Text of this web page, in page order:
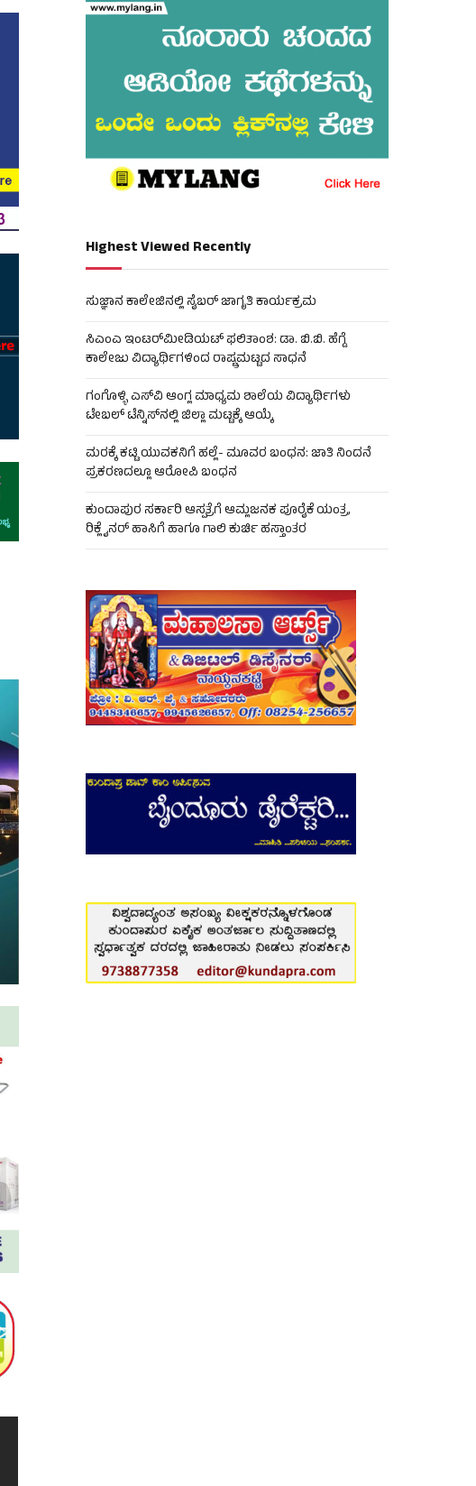
Highest Viewed Recently
ಸುಜ್ಞಾನ ಕಾಲೇಜಿನಲ್ಲಿ ಸೈಬರ್ ಜಾಗೃತಿ ಕಾರ್ಯಕ್ರಮ
ಸಿಎಂಎ ಇಂಟರ್‌ಮೀಡಿಯಟ್ ಫಲಿತಾಂಶ: ಡಾ. ಬಿ.ಬಿ. ಹೆಗ್ಡೆ
ಕಾಲೇಜು ವಿದ್ಯಾರ್ಥಿಗಳಿಂದ ರಾಷ್ಟ್ರಮಟ್ಟದ ಸಾಧನೆ
ಗಂಗೊಳ್ಳಿ ಎಸ್‌ವಿ ಆಂಗ್ಲ ಮಾಧ್ಯಮ ಶಾಲೆಯ ವಿದ್ಯಾರ್ಥಿಗಳು
ಟೇಬಲ್‌ ಟೆನ್ನಿಸ್‌ನಲ್ಲಿ ಜಿಲ್ಲಾ ಮಟ್ಟಕ್ಕೆ ಆಯ್ಕೆ
ಮರಕ್ಕೆ ಕಟ್ಟಿ ಯುವಕನಿಗೆ ಹಲ್ಲೆ- ಮೂವರ ಬಂಧನ: ಜಾತಿ ನಿಂದನೆ
ಪ್ರಕರಣದಲ್ಲೂ ಆರೋಪಿ ಬಂಧನ
ಕುಂದಾಪುರ ಸರ್ಕಾರಿ ಆಸ್ಪತ್ರೆಗೆ ಆಮ್ಲಜನಕ ಪೂರೈಕೆ ಯಂತ್ರ,
ರಿಕ್ಲೈನರ್ ಹಾಸಿಗೆ ಹಾಗೂ ಗಾಲಿ ಕುರ್ಚಿ ಹಸ್ತಾಂತರ